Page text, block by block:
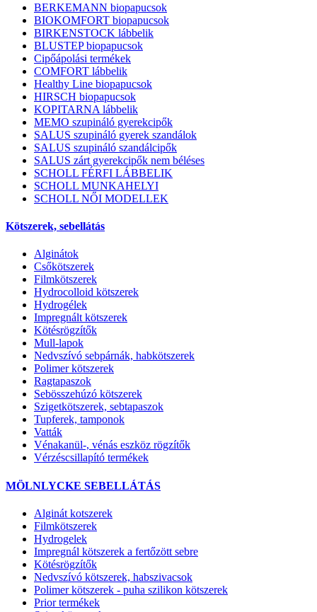
BERKEMANN biopapucsok
BIOKOMFORT biopapucsok
BIRKENSTOCK lábbelik
BLUSTEP biopapucsok
Cipőápolási termékek
COMFORT lábbelik
Healthy Line biopapucsok
HIRSCH biopapucsok
KOPITARNA lábbelik
MEMO szupináló gyerekcipők
SALUS szupináló gyerek szandálok
SALUS szupináló szandálcipők
SALUS zárt gyerekcipők nem béléses
SCHOLL FÉRFI LÁBBELIK
SCHOLL MUNKAHELYI
SCHOLL NŐI MODELLEK
Kötszerek, sebellátás
Alginátok
Csőkötszerek
Filmkötszerek
Hydrocolloid kötszerek
Hydrogélek
Impregnált kötszerek
Kötésrögzítők
Mull-lapok
Nedvszívó sebpárnák, habkötszerek
Polimer kötszerek
Ragtapaszok
Sebösszehúzó kötszerek
Szigetkötszerek, sebtapaszok
Tupferek, tamponok
Vatták
Vénakanül-, vénás eszköz rögzítők
Vérzéscsillapító termékek
MÖLNLYCKE SEBELLÁTÁS
Alginát kotszerek
Filmkötszerek
Hydrogelek
Impregnál kötszerek a fertőzött sebre
Kötésrögzítők
Nedvszívó kötszerek, habszivacsok
Polimer kötszerek - puha szilikon kötszerek
Prior termékek